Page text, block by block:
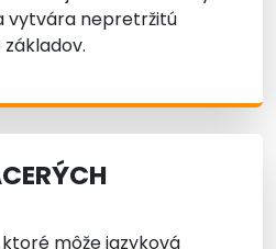
vytvára nepretržitú
môže jazyková